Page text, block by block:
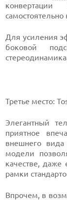
конвертации
самостоятельно
Для усиления
боковой
Третье место:
Элегантный
приятное
внешнего
модели
качестве, даже
рамки
Впрочем, в